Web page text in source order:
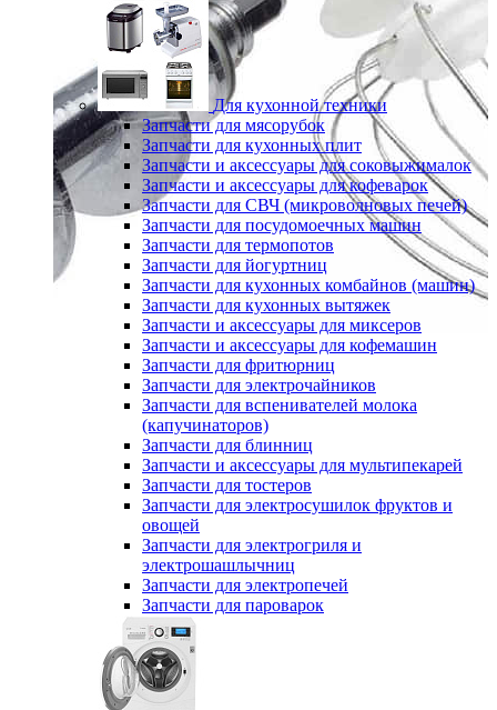
Для кухонной техники
Запчасти для мясорубок
Запчасти для кухонных плит
Запчасти и аксессуары для соковыжималок
Запчасти и аксессуары для кофеварок
Запчасти для СВЧ (микроволновых печей)
Запчасти для посудомоечных машин
Запчасти для термопотов
Запчасти для йогуртниц
Запчасти для кухонных комбайнов (машин)
Запчасти для кухонных вытяжек
Запчасти и аксессуары для миксеров
Запчасти и аксессуары для кофемашин
Запчасти для фритюрниц
Запчасти для электрочайников
Запчасти для вспенивателей молока
(капучинаторов)
Запчасти для блинниц
Запчасти и аксессуары для мультипекарей
Запчасти для тостеров
Запчасти для электросушилок фруктов и
овощей
Запчасти для электрогриля и
электрошашлычниц
Запчасти для электропечей
Запчасти для пароварок